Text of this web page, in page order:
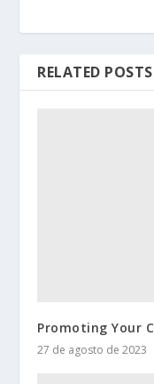
RELATED POSTS
Promoting Your
27 de agosto de 2023